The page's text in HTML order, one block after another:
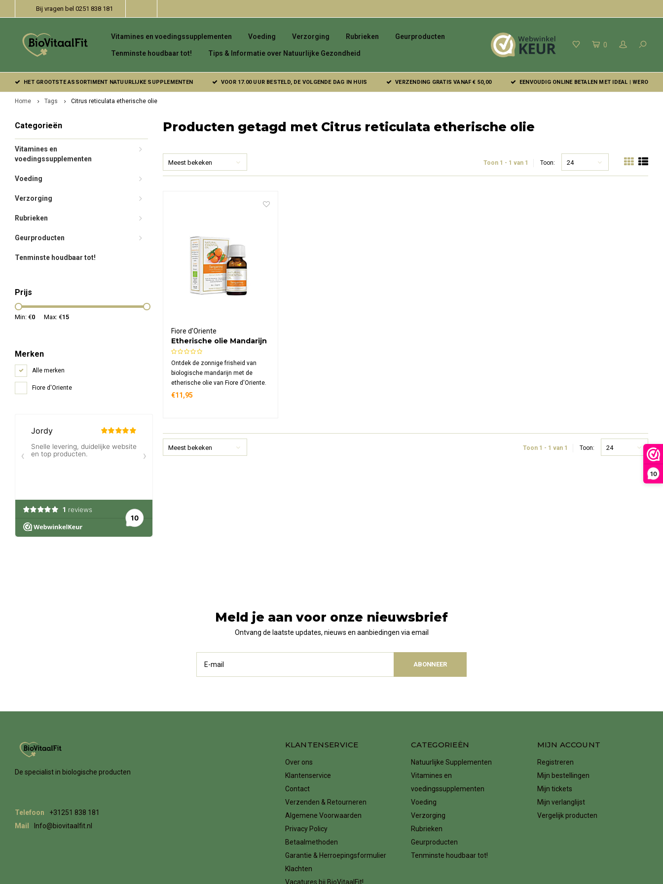
10
Bij vragen bel 0251 838 181
Vitamines en voedingssupplementen Voeding Verzorging Rubrieken Geurproducten
Tenminste houdbaar tot! Tips & Informatie over Natuurlijke Gezondheid
0
HET GROOTSTE ASSORTIMENT NATUURLIJKE SUPPLEMENTEN VOOR 17.00 UUR BESTELD, DE VOLGENDE DAG IN HUIS VERZENDING GRATIS VANAF € 50,00 EENVOUDIG ONLINE BETALEN MET IDEAL | WERO
Home Tags Citrus reticulata etherische olie
Categorieën
Vitamines en
voedingssupplementen
Voeding
Verzorging
Rubrieken
Geurproducten
Tenminste houdbaar tot!
Prijs
Min: €0 Max: €15
Merken
Alle merken
Fiore d'Oriente
Producten getagd met Citrus reticulata etherische olie
Meest bekeken Toon 1 - 1 van 1 Toon: 24
Fiore d'Oriente
Etherische olie Mandarijn
Biologisch
Ontdek de zonnige frisheid van
biologische mandarijn met de
etherische olie van Fiore d'Oriente.
100% puur, gecertificeerd biologisch
thuis.
€11,95
Meest bekeken Toon 1 - 1 van 1 Toon: 24
Meld je aan voor onze nieuwsbrief
Ontvang de laatste updates, nieuws en aanbiedingen via email
ABONNEER
De specialist in biologische producten
Telefoon
+31251 838 181
Mail
Info@biovitaalfit.nl
KLANTENSERVICE
Over ons
Klantenservice
Contact
Verzenden & Retourneren
Algemene Voorwaarden
Privacy Policy
Betaalmethoden
Garantie & Herroepingsformulier
Klachten
Vacatures bij BioVitaalFit!
CATEGORIEËN
Natuurlijke Supplementen
Vitamines en
voedingssupplementen
Voeding
Verzorging
Rubrieken
Geurproducten
Tenminste houdbaar tot!
MIJN ACCOUNT
Registreren
Mijn bestellingen
Mijn tickets
Mijn verlanglijst
Vergelijk producten